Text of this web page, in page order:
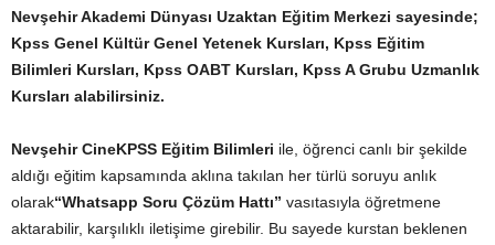
Nevşehir Akademi Dünyası Uzaktan Eğitim Merkezi sayesinde;
Kpss Genel Kültür Genel Yetenek Kursları, Kpss Eğitim
Bilimleri Kursları, Kpss OABT Kursları, Kpss A Grubu Uzmanlık
Kursları alabilirsiniz.
Nevşehir CineKPSS Eğitim Bilimleri ile, öğrenci canlı bir şekilde
aldığı eğitim kapsamında aklına takılan her türlü soruyu anlık
olarak“Whatsapp Soru Çözüm Hattı” vasıtasıyla öğretmene
aktarabilir, karşılıklı iletişime girebilir. Bu sayede kurstan beklenen